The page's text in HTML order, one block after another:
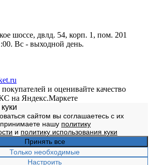
шоссе, двлд. 54, корп. 1, пом. 201
Вс - выходной день.
сайтом вы соглашаетесь с их
нашу политику
и политику использования куки
Принять все
Только необходимые
Настроить